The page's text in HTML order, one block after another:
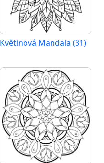
Květinová Mandala (31)